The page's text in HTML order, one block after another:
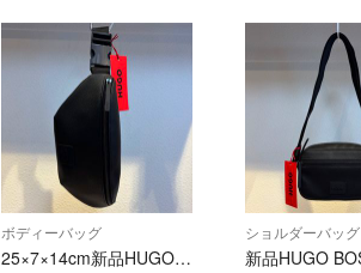
ボディーバッグ
25×7×14cm新品HUGO BOSSヒューゴボスグレイン ベルトバッグロゴパッチフェイクレザーボディバッグウエストポーチ正規品
ショルダーバッグ